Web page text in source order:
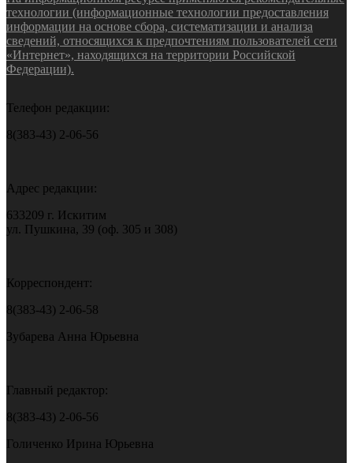
технологии (информационные технологии предоставления
информации на основе сбора, систематизации и анализа
сведений, относящихся к предпочтениям пользователей сети
«Интернет», находящихся на территории Российской
Федерации).
Телефон редакции:
8(383-43) 2-06-56
Адрес редакции:
633209 г. Искитим
ул. Пушкина, 39 (оф. 305 и 308)
Корреспондент:
8(383-43) 2-06-58
Зубарева Анна Юрьевна
Главный редактор:
8(383-43) 2-06-56
Голиченко Ирина Юрьевна